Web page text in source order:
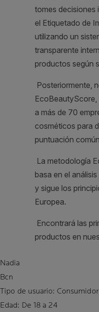
Nadia
Bcn
Tipo de usuario: Consumidor
Edad: De 18 a 24